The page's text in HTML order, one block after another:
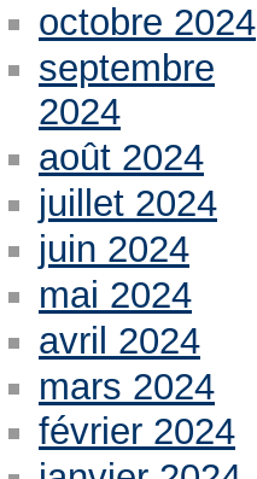
octobre 2024
septembre
2024
août 2024
juillet 2024
juin 2024
mai 2024
avril 2024
mars 2024
février 2024